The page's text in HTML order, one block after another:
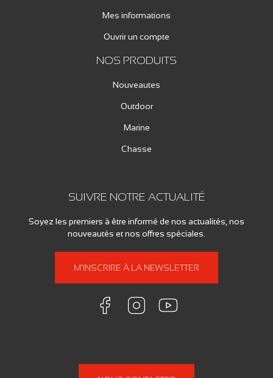
Mes informations
Ouvrir un compte
NOS PRODUITS
Nouveautes
Outdoor
Marine
Chasse
SUIVRE NOTRE ACTUALITÉ
Soyez les premiers à être informé de nos actualités, nos
nouveautés et nos offres spéciales.
M'INSCRIRE À LA NEWSLETTER